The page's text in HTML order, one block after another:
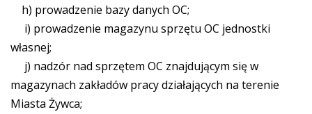
h) prowadzenie bazy danych OC;
i) prowadzenie magazynu sprzętu OC jednostki
własnej;
j) nadzór nad sprzętem OC znajdującym się w
magazynach zakładów pracy działających na terenie
Miasta Żywca;